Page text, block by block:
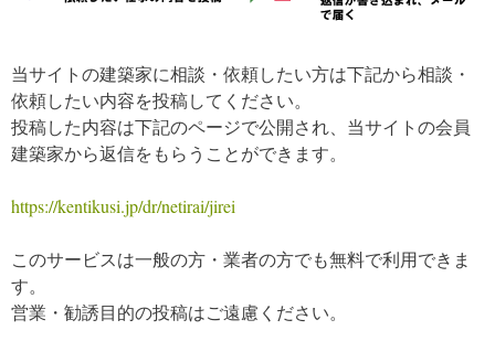
当サイトの建築家に相談・依頼したい方は下記から相談・
依頼したい内容を投稿してください。
投稿した内容は下記のページで公開され、当サイトの会員
建築家から返信をもらうことができます。
https://kentikusi.jp/dr/netirai/jirei
このサービスは一般の方・業者の方でも無料で利用できま
す。
営業・勧誘目的の投稿はご遠慮ください。